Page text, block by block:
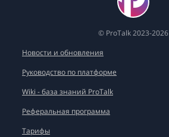
© ProTalk 2023-2026
Новости и обновления
Руководство по платформе
Wiki - база знаний ProTalk
Реферальная программа
Тарифы